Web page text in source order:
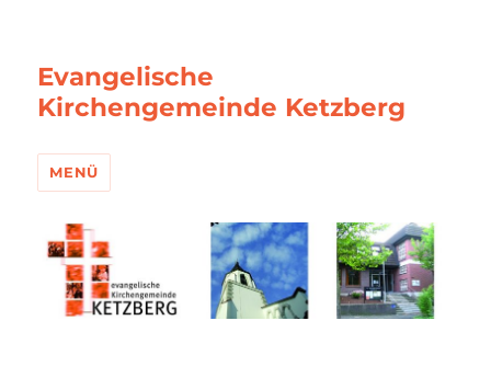
Evangelische
Kirchengemeinde Ketzberg
MENÜ